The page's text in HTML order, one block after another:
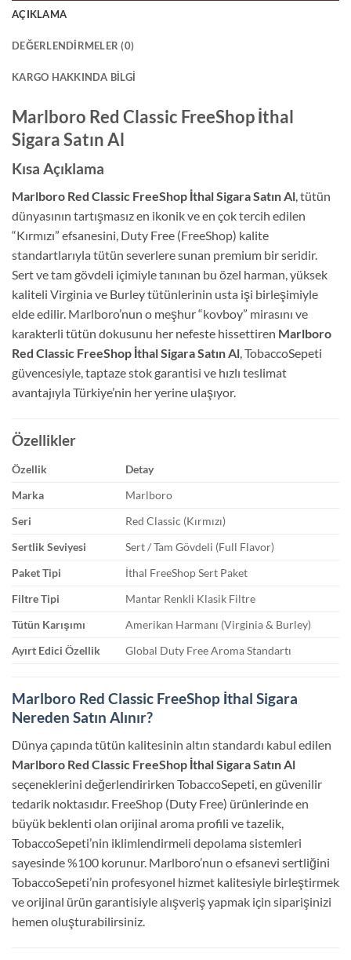
AÇIKLAMA
DEĞERLENDIRMELER (0)
KARGO HAKKINDA BILGI
Marlboro Red Classic FreeShop İthal
Sigara Satın Al
Kısa Açıklama
Marlboro Red Classic FreeShop İthal Sigara Satın Al, tütün
dünyasının tartışmasız en ikonik ve en çok tercih edilen
“Kırmızı” efsanesini, Duty Free (FreeShop) kalite
standartlarıyla tütün severlere sunan premium bir seridir.
Sert ve tam gövdeli içimiyle tanınan bu özel harman, yüksek
kaliteli Virginia ve Burley tütünlerinin usta işi birleşimiyle
elde edilir. Marlboro’nun o meşhur “kovboy” mirasını ve
karakterli tütün dokusunu her nefeste hissettiren Marlboro
Red Classic FreeShop İthal Sigara Satın Al, TobaccoSepeti
güvencesiyle, taptaze stok garantisi ve hızlı teslimat
avantajıyla Türkiye’nin her yerine ulaşıyor.
Özellikler
Özellik
Detay
Marka
Marlboro
Seri
Red Classic (Kırmızı)
Sertlik Seviyesi
Sert / Tam Gövdeli (Full Flavor)
Paket Tipi
İthal FreeShop Sert Paket
Filtre Tipi
Mantar Renkli Klasik Filtre
Tütün Karışımı
Amerikan Harmanı (Virginia & Burley)
Ayırt Edici Özellik
Global Duty Free Aroma Standartı
Marlboro Red Classic FreeShop İthal Sigara
Nereden Satın Alınır?
Dünya çapında tütün kalitesinin altın standardı kabul edilen
Marlboro Red Classic FreeShop İthal Sigara Satın Al
seçeneklerini değerlendirirken TobaccoSepeti, en güvenilir
tedarik noktasıdır. FreeShop (Duty Free) ürünlerinde en
büyük beklenti olan orijinal aroma profili ve tazelik,
TobaccoSepeti’nin iklimlendirmeli depolama sistemleri
sayesinde %100 korunur. Marlboro’nun o efsanevi sertliğini
TobaccoSepeti’nin profesyonel hizmet kalitesiyle birleştirmek
ve orijinal ürün garantisiyle alışveriş yapmak için siparişinizi
hemen oluşturabilirsiniz.